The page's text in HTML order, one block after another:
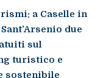
a Caselle in
due
sul
turistico e
sostenibile